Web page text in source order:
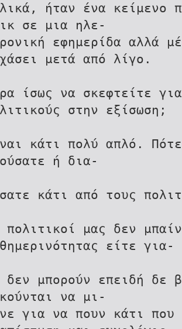
ήταν ένα κείμενο
σε μια ηλε-
εφημερίδα αλλά
μετά από λίγο.
ίσως να σκεφτείτε
στην εξίσωση;
κάτι πολύ απλό.
ή δια-
κάτι από τους
πολιτικοί μας δεν
είτε για-
δεν μπορούν επειδή δε
να μι-
για να πουν κάτι που